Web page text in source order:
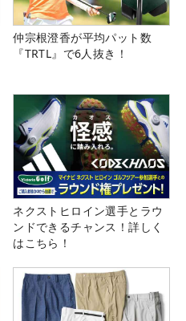
仲宗根澄香が平均パット数
『TRTL』で6人抜き！
ネクストヒロイン選手とラウ
ンドできるチャンス！詳しく
はこちら！